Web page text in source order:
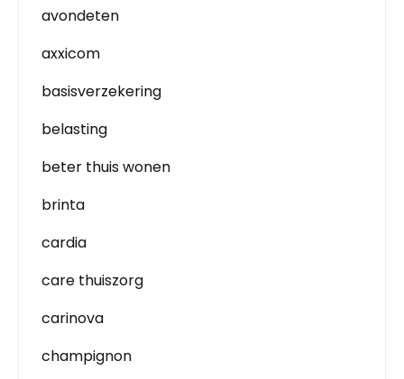
avondeten
axxicom
basisverzekering
belasting
beter thuis wonen
brinta
cardia
care thuiszorg
carinova
champignon